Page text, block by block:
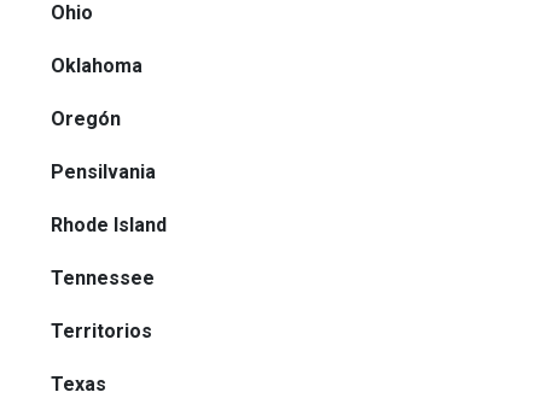
Ohio
Oklahoma
Oregón
Pensilvania
Rhode Island
Tennessee
Territorios
Texas